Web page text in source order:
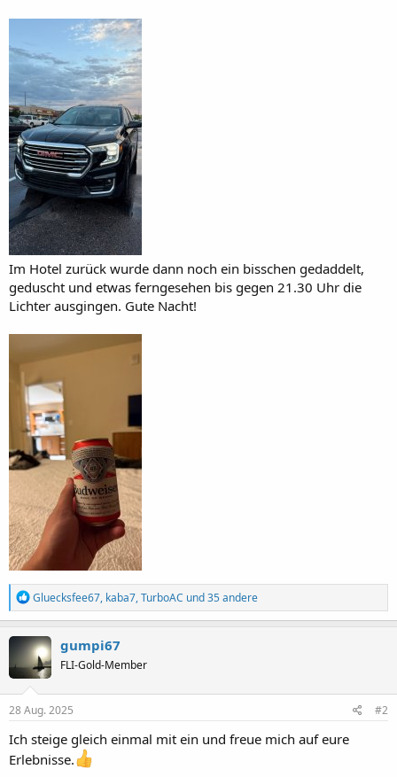
Im Hotel zurück wurde dann noch ein bisschen gedaddelt,
geduscht und etwas ferngesehen bis gegen 21.30 Uhr die
Lichter ausgingen. Gute Nacht!
R
e
a
k
t
i
o
n
e
:
Gluecksfee67, kaba7,TurboAC und 35 andere
gumpi67
FLI-Gold-Member
28 Aug. 2025 #2
Ich steige gleich einmal mit ein und freue mich auf eure
Erlebnisse.